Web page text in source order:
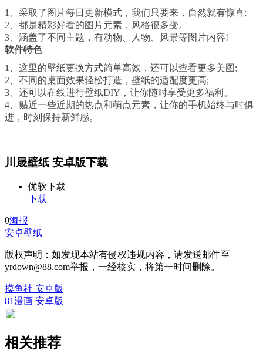
1、采取了图片每日更新模式，我们只要来，自然就有惊喜;
2、都是精彩好看的图片元素，风格很多变。
3、涵盖了不同主题，有动物、人物、风景等图片内容!
软件特色
1、这里的壁纸更换方式简单高效，还可以查看更多美图;
2、不同的桌面效果轻松打造，壁纸的适配度更高;
3、还可以在线进行壁纸DIY，让你随时享受更多福利。
4、贴近一些近期的热点和萌点元素，让你的手机始终与时俱
进，时刻保持新鲜感。
川晟壁纸 安卓版下载
优软下载
下载
0海报
安卓壁纸
版权声明：如发现本站有侵权违规内容，请发送邮件至
yrdown@88.com举报，一经核实，将第一时间删除。
摸鱼社 安卓版
81漫画 安卓版
相关推荐